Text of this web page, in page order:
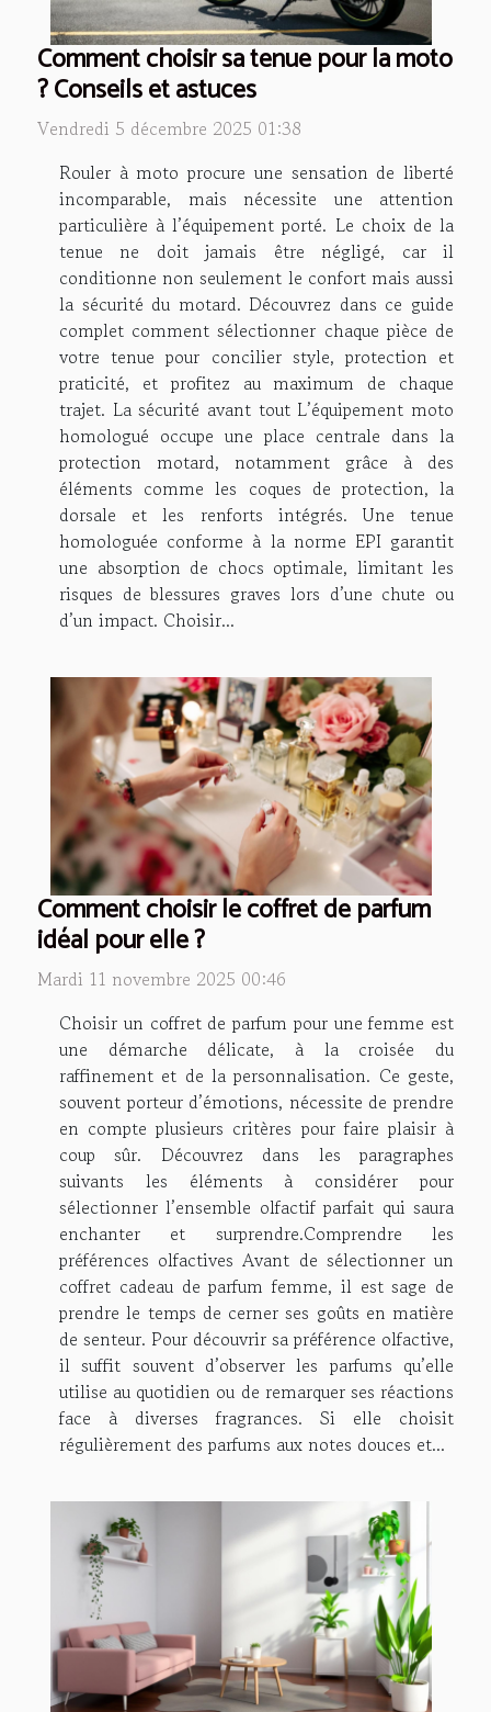
Comment choisir sa tenue pour la moto
? Conseils et astuces
Vendredi 5 décembre 2025 01:38
Rouler à moto procure une sensation de liberté
incomparable, mais nécessite une attention
particulière à l’équipement porté. Le choix de la
tenue ne doit jamais être négligé, car il
conditionne non seulement le confort mais aussi
la sécurité du motard. Découvrez dans ce guide
complet comment sélectionner chaque pièce de
votre tenue pour concilier style, protection et
praticité, et profitez au maximum de chaque
trajet. La sécurité avant tout L’équipement moto
homologué occupe une place centrale dans la
protection motard, notamment grâce à des
éléments comme les coques de protection, la
dorsale et les renforts intégrés. Une tenue
homologuée conforme à la norme EPI garantit
une absorption de chocs optimale, limitant les
risques de blessures graves lors d’une chute ou
d’un impact. Choisir...
Comment choisir le coffret de parfum
idéal pour elle ?
Mardi 11 novembre 2025 00:46
Choisir un coffret de parfum pour une femme est
une démarche délicate, à la croisée du
raffinement et de la personnalisation. Ce geste,
souvent porteur d’émotions, nécessite de prendre
en compte plusieurs critères pour faire plaisir à
coup sûr. Découvrez dans les paragraphes
suivants les éléments à considérer pour
sélectionner l’ensemble olfactif parfait qui saura
enchanter et surprendre.Comprendre les
préférences olfactives Avant de sélectionner un
coffret cadeau de parfum femme, il est sage de
prendre le temps de cerner ses goûts en matière
de senteur. Pour découvrir sa préférence olfactive,
il suffit souvent d’observer les parfums qu’elle
utilise au quotidien ou de remarquer ses réactions
face à diverses fragrances. Si elle choisit
régulièrement des parfums aux notes douces et...